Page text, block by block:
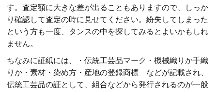
す。査定額に大きな差が出ることもありますので、しっか
り確認して査定の時に見せてください。紛失してしまった
という方も一度、タンスの中を探してみるとよいかもしれ
ません。
ちなみに証紙には、・伝統工芸品マーク・機械織りか手織
りか・素材・染め方・産地の登録商標 などが記載され、
伝統工芸品の証として、組合などから発行されるのが一般